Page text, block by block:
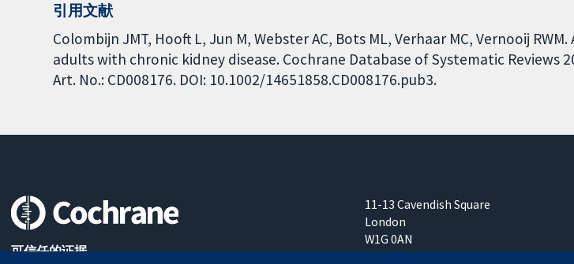
引用文献
Colombijn JMT, Hooft L, Jun M, Webster AC, Bots ML, Verhaar MC, Vernooij
adults with chronic kidney disease. Cochrane Database of Systematic Reviews
Art. No.: CD008176. DOI: 10.1002/14651858.CD008176.pub3.
可信任的证据
11-13 Cavendish Square
London
W1G 0AN
United Kingdom